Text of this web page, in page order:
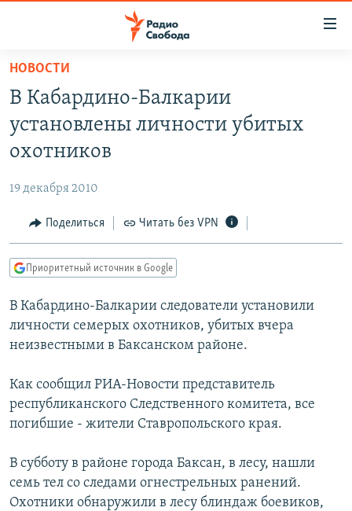
упрощенного
доступа
основному
Вернутся
Вернутся
поиску
ПРОГРАММЫ
ПОДКАСТЫ
МНЕНИЯ
КУЛЬТУРА
КАВКАЗ.РЕАЛИИ
СЕВЕР.РЕАЛИИ
СИБИРЬ.РЕАЛИИ
ПОДПИШИТЕСЬ НА РАССЫЛКУ
НОВОСТИ
В Кабардино-Балкарии
установлены личности убитых
охотников
19 декабря 2010
Поделиться Читать без VPN
Приоритетный источник в Google
В Кабардино-Балкарии следователи установили
личности семерых охотников, убитых вчера
неизвестными в Баксанском районе.
Как сообщил РИА-Новости представитель
республиканского Следственного комитета, все
погибшие - жители Ставропольского края.
В субботу в районе города Баксан, в лесу, нашли
семь тел со следами огнестрельных ранений.
Охотники обнаружили в лесу блиндаж боевиков,